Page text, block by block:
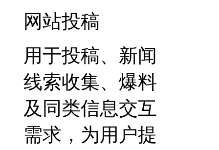
网站投稿
用于投稿、新闻
线索收集、爆料
及同类信息交互
需求，为用户提